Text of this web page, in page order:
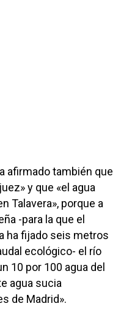
afirmado también que
y que «el agua
Talavera», porque a
-para la que el
ha fijado seis metros
ecológico- el río
10 por 100 agua del
agua sucia
de Madrid».